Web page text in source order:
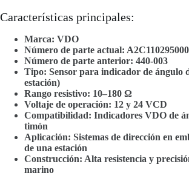
Características principales:
Marca: VDO
Número de parte actual:
Número de parte anterior: 440-003
Tipo: Sensor para indicador de ángulo
estación)
Rango resistivo: 10–180 Ω
Voltaje de operación: 12 y 24 VCD
Compatibilidad: Indicadores VDO de
timón
Aplicación: Sistemas de dirección en
de una estación
Construcción: Alta resistencia y
marino